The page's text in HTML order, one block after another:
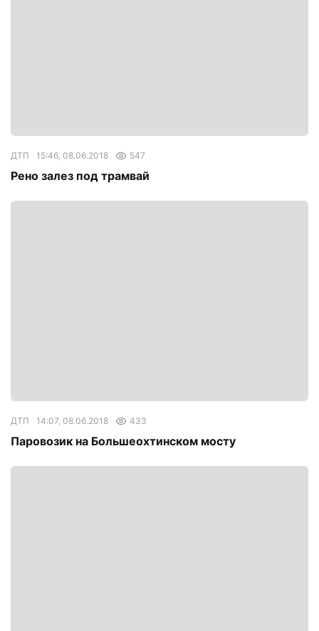
ДТП 15:46, 08.06.2018 547
Рено залез под трамвай
ДТП 14:07, 08.06.2018 433
Паровозик на Большеохтинском мосту